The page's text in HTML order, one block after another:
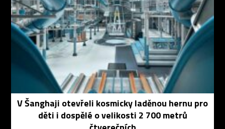
V Šanghaji otevřeli kosmicky laděnou hernu pro
děti i dospělé o velikosti 2 700 metrů